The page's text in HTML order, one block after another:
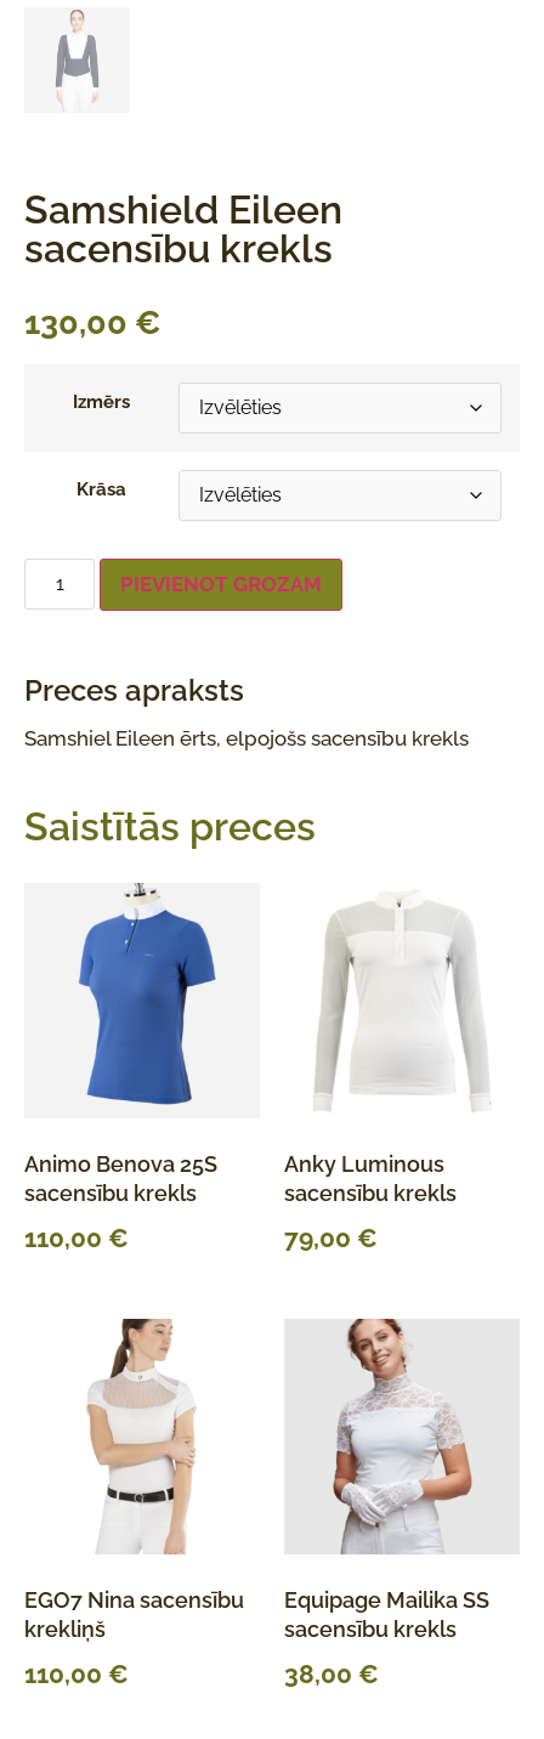
Samshield Eileen
sacensību krekls
130,00 €
Izmērs
Krāsa
PIEVIENOT GROZAM
Preces apraksts
Samshiel Eileen ērts, elpojošs sacensību krekls
Saistītās preces
Animo Benova 25S
sacensību krekls
110,00 €
Anky Luminous
sacensību krekls
79,00 €
EGO7 Nina sacensību
krekliņš
110,00 €
Equipage Mailika SS
sacensību krekls
38,00 €